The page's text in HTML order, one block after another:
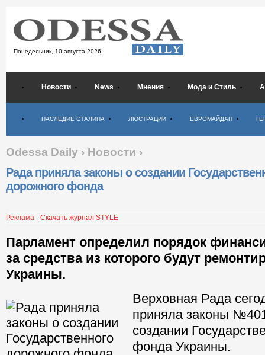
Понедельник, 10 августа 2026
Новости News Мнения Мода и Стиль
НАСЛЕДИЕ СТАЛИНА ЛЮСТРАЦИИ ЕВРОМАЙДАН
Odessa Daily › Новости ›
Рада приняла законы о создании
дорожного фонда
Реклама Скачать журнал STYLE
Парламент определил порядок
за средства из которого будут
Украины.
Верховная Рада
приняла законы
создании
фонда Украины.